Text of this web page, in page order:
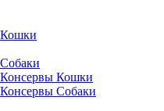
Кошки
Собаки